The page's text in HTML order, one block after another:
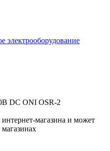
электрооборудование
DC ONI OSR-2
магазина и может